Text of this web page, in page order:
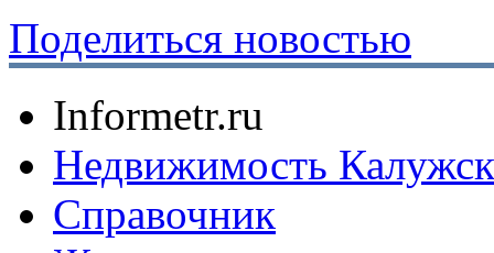
Поделиться новостью
Informetr.ru
Недвижимость
Справочник